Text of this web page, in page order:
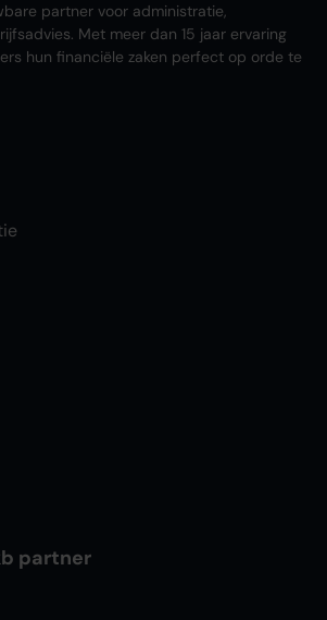
partner voor administratie,
Met meer dan 15 jaar ervaring
hun financiële zaken perfect op orde te
partner